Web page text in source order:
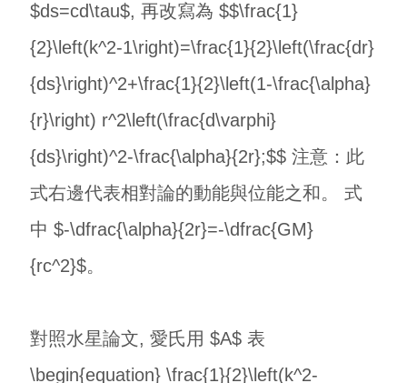
$ds=cd\tau$, 再改寫為 $$\frac{1}
{2}\left(k^2-1\right)=\frac{1}{2}\left(\frac{dr}
{ds}\right)^2+\frac{1}{2}\left(1-\frac{\alpha}
{r}\right) r^2\left(\frac{d\varphi}
{ds}\right)^2-\frac{\alpha}{2r};$$ 注意：此
式右邊代表相對論的動能與位能之和。 式
中 $-\dfrac{\alpha}{2r}=-\dfrac{GM}
{rc^2}$。
對照水星論文, 愛氏用 $A$ 表
\begin{equation} \frac{1}{2}\left(k^2-